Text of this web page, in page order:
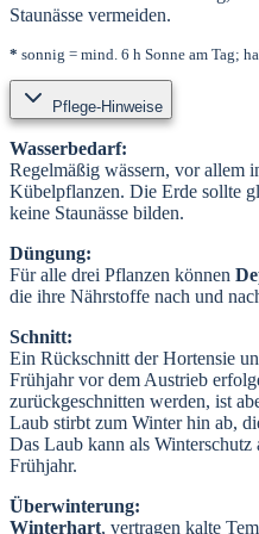
Staunässe vermeiden.
* sonnig = mind. 6 h Sonne am Tag;
Pflege-Hinweise
Wasserbedarf:
Regelmäßig wässern, vor allem
Kübelpflanzen. Die Erde sollte
keine Staunässe bilden.
Düngung:
Für alle drei Pflanzen können
die ihre Nährstoffe nach und
Schnitt:
Ein Rückschnitt der Hortensie
Frühjahr vor dem Austrieb
zurückgeschnitten werden, ist
Laub stirbt zum Winter hin ab,
Das Laub kann als
Frühjahr.
Überwinterung:
Winterhart, vertragen kalte